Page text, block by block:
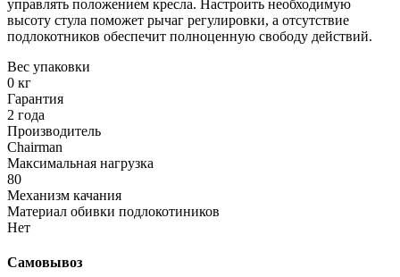
управлять положением кресла. Настроить необходимую
высоту стула поможет рычаг регулировки, а отсутствие
подлокотников обеспечит полноценную свободу действий.
Вес упаковки
0 кг
Гарантия
2 года
Производитель
Chairman
Максимальная нагрузка
80
Механизм качания
Материал обивки подлокотиников
Нет
Самовывоз